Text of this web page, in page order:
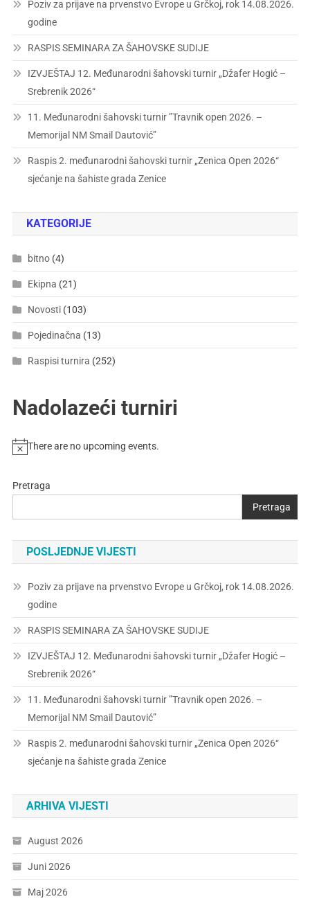
Poziv za prijave na prvenstvo Evrope u Grčkoj, rok 14.08.2026.
godine
RASPIS SEMINARA ZA ŠAHOVSKE SUDIJE
IZVJEŠTAJ 12. Međunarodni šahovski turnir „Džafer Hogić –
Srebrenik 2026“
11. Međunarodni šahovski turnir ”Travnik open 2026. –
Memorijal NM Smail Dautović”
Raspis 2. međunarodni šahovski turnir „Zenica Open 2026“
sjećanje na šahiste grada Zenice
KATEGORIJE
bitno(4)
Ekipna (21)
Novosti(103)
Pojedinačna (13)
Raspisi turnira (252)
Nadolazeći turniri
There are no upcoming events.
Pretraga
Pretraga
POSLJEDNJE VIJESTI
Poziv za prijave na prvenstvo Evrope u Grčkoj, rok 14.08.2026.
godine
RASPIS SEMINARA ZA ŠAHOVSKE SUDIJE
IZVJEŠTAJ 12. Međunarodni šahovski turnir „Džafer Hogić –
Srebrenik 2026“
11. Međunarodni šahovski turnir ”Travnik open 2026. –
Memorijal NM Smail Dautović”
Raspis 2. međunarodni šahovski turnir „Zenica Open 2026“
sjećanje na šahiste grada Zenice
ARHIVA VIJESTI
August 2026
Juni 2026
Maj 2026